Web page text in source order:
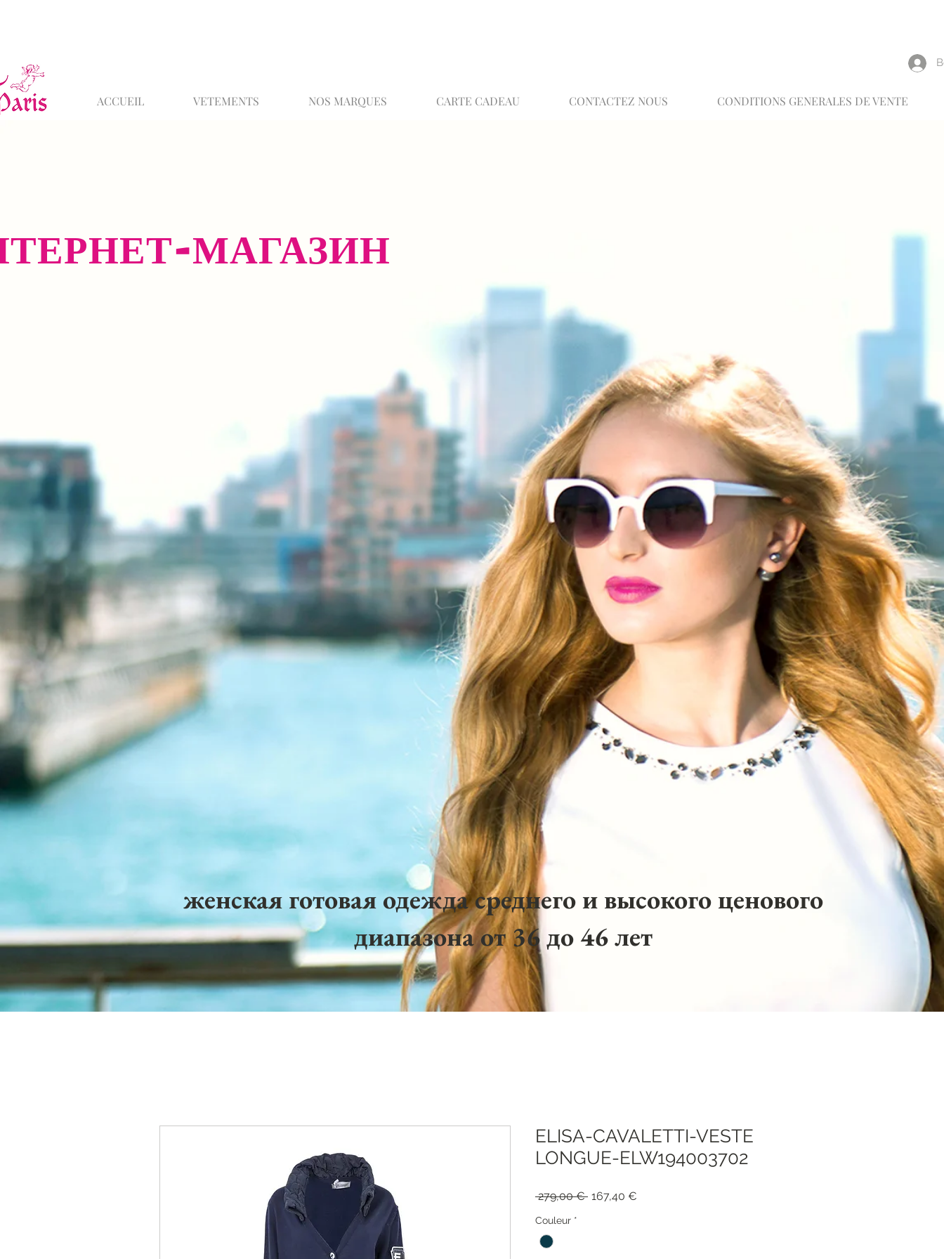
ACCUEIL VETEMENTS NOS MARQUES CARTE CADEAU CONTACTEZ NOUS CONDITIONS GENERALES DE VENTE
МАГАЗИН
женская готовая одежда среднего и высокого ценового
диапазона от 36 до 46 лет
ELISA-CAVALETTI-VESTE
LONGUE-ELW194003702
279,00 € Обычная
167,40 €
Couleur *